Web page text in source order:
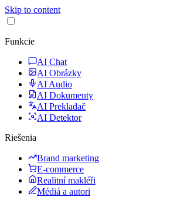
Skip to content
Funkcie
AI Chat
AI Obrázky
AI Audio
AI Dokumenty
AI Prekladač
AI Detektor
Riešenia
Brand marketing
E-commerce
Realitní makléři
Médiá a autori